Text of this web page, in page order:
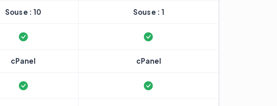
Sous e : 10 Sous e : 1
cPanel cPanel